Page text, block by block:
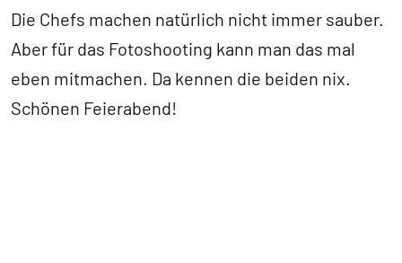
Die Chefs machen natürlich nicht immer sauber.
Aber für das Fotoshooting kann man das mal
eben mitmachen. Da kennen die beiden nix.
Schönen Feierabend!